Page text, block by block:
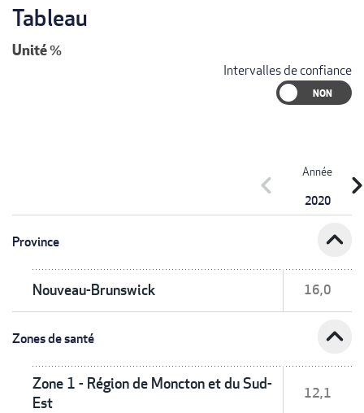
Tableau
Unité%
Intervalles de confiance
Année
2020
chevron_left
Province expand_less
Nouveau-Brunswick 16,0
Zones de santé expand_less
Zone 1 - Région de Moncton et du Sud-
Est
12,1